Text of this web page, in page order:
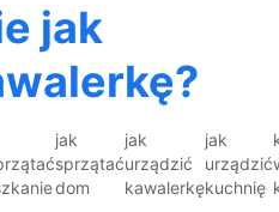
jak
jak
sprzątać
dom
jak
urządzić
kawalerkę
jak
urządzić
kuchnię